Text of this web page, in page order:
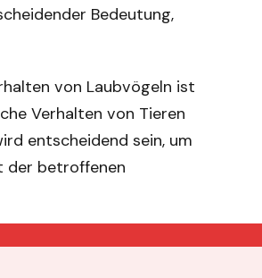
Bedeutung,
von Laubvögeln ist
Verhalten von Tieren
entscheidend sein, um
der betroffenen